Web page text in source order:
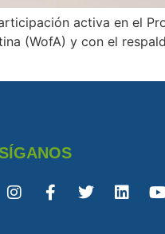
activa en el
(WofA) y con el
SÍGANOS